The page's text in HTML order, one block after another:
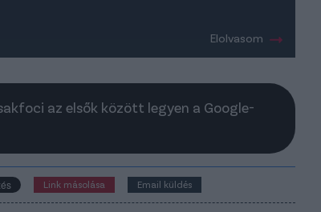
Elolvasom
az elsők között legyen a Google-
Link másolása Email küldés